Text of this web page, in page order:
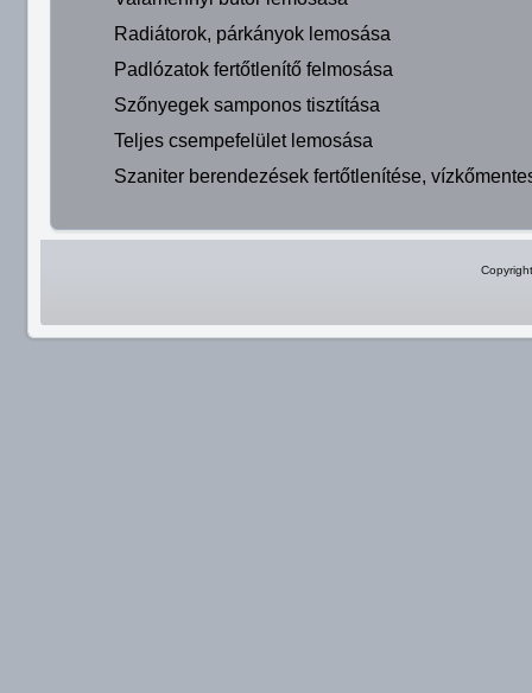
Radiátorok, párkányok lemosása
Padlózatok fertőtlenítő felmosása
Szőnyegek samponos tisztítása
Teljes csempefelület lemosása
Szaniter berendezések fertőtlenítése,